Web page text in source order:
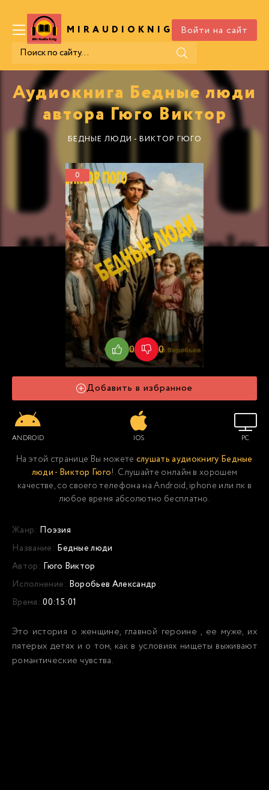
MIRAUDIOKNIG .COM
Войти на сайт
Аудиокнига Бедные люди
автора Гюго Виктор
БЕДНЫЕ ЛЮДИ - ВИКТОР ГЮГО
0
0 0
Добавить в избранное
ANDROID IOS PC
На этой странице Вы можете слушать аудиокнигу Бедные
люди - Виктор Гюго!. Слушайте онлайн в хорошем
качестве, со своего телефона на Android, iphone или пк в
любое время абсолютно бесплатно.
Жанр: Поэзия
Название: Бедные люди
Автор: Гюго Виктор
Исполнение: Воробьев Александр
Время: 00:15:01
Это история о женщине, главной героине , ее муже, их
пятерых детях и о том, как в условиях нищеты выживают
романтические чувства.